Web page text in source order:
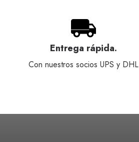
Entrega rápida.
Con nuestros socios UPS y DHL